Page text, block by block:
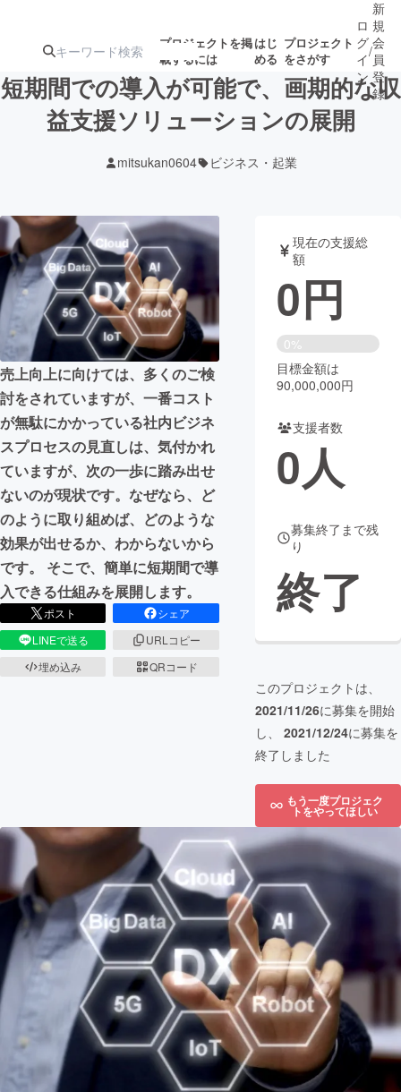
プロジェクトを掲
載するには
はじ
める
プロジェクト
をさがす
ターン
ジェクト
募集終了が近いプ
ロジェクト
アート・写真 音楽
テクノロジー・ガジェット ゲーム・サ
映像・映画 書籍・雑誌
ビジネス・起業 チャレンジ
まちづくり・地域活性化
CAMPFIRE for Social Good
CAMPFIRE Creation
CAMPFIREふるさと納税machi-ya
ロ
グ
イ
ン
/
新
規
会
員
登
録
短期間での導入が可能で、画期的な収
益支援ソリューションの展開
mitsukan0604 ビジネス・起業
売上向上に向けては、多くのご検
討をされていますが、一番コスト
が無駄にかかっている社内ビジネ
スプロセスの見直しは、気付かれ
ていますが、次の一歩に踏み出せ
ないのが現状です。なぜなら、ど
のように取り組めば、どのような
効果が出せるか、わからないから
です。 そこで、簡単に短期間で導
入できる仕組みを展開します。
ポスト
シェア
LINEで送る
URLコピー
埋め込み
QRコード
現在の支援総
額
0円
0%
目標金額は
90,000,000円
支援者数
0人
募集終了まで残
り
終了
このプロジェクトは、
2021/11/26に募集を開始
し、 2021/12/24に募集を
終了しました
もう一度プロジェク
トをやってほしい